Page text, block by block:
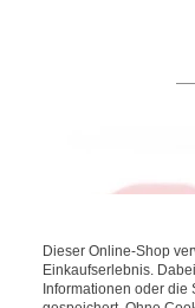
Dieser Online-Shop
Einkaufserlebnis.
Informationen oder